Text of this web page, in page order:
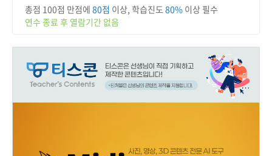
총점 100점 만점에 80점 이상, 학습진도 80% 이상 필수
연수 종료 후 열람기간 없음